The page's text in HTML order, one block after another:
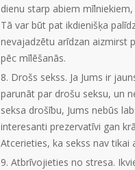
dienu starp abiem
Tā var būt pat ikdienišķa
nevajadzētu arīdzan aizmirst
pēc mīlēšanās.
Drošs sekss. Ja Jums ir
parunāt par drošu seksu, un
seksa drošību, Jums nebūs
interesanti prezervatīvi gan
Atcerieties, ka sekss nav
Atbrīvojieties no stresa.